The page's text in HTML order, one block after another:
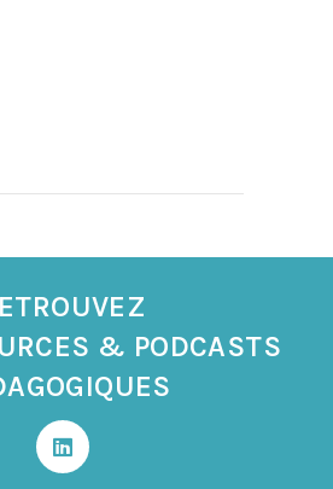
& PODCASTS